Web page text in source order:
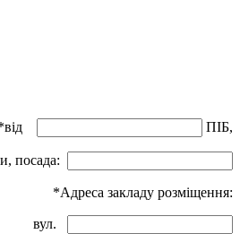
ПІБ,
посада:
*Адреса закладу розміщення:
вул.